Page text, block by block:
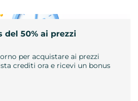
50% ai prezzi
per acquistare ai prezzi
crediti ora e ricevi un bonus